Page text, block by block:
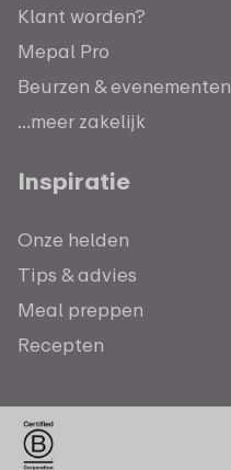
Klant worden?
Mepal Pro
Beurzen & evenementen
...meer zakelijk
Inspiratie
Onze helden
Tips & advies
Meal preppen
Recepten